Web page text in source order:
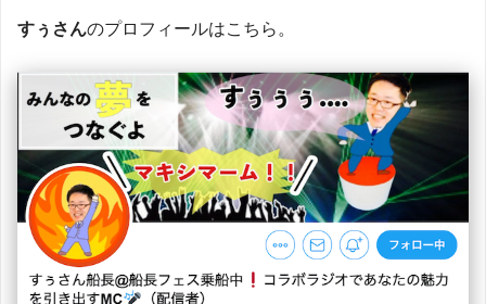
すぅさんのプロフィールはこちら。